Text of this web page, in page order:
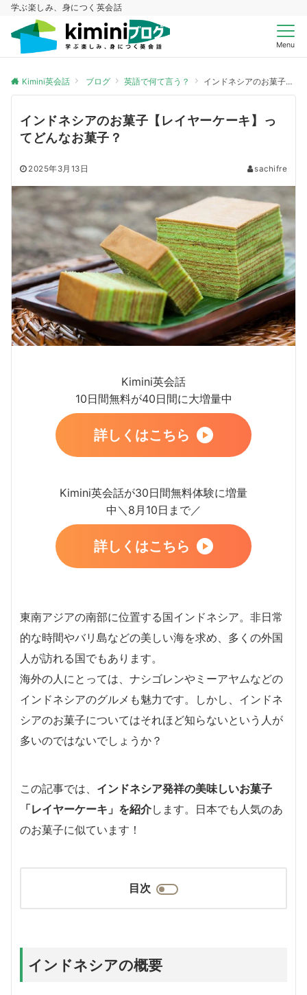
学ぶ楽しみ、身につく英会話
Menu
Kimini英会話 ブログ 英語で何て言う？ インドネシアのお菓子【レイヤーケーキ】ってどんなお菓子？
インドネシアのお菓子【レイヤーケーキ】っ
てどんなお菓子？
2025年3月13日 sachifre
Kimini英会話
10日間無料が40日間に大増量中
詳しくはこちら
Kimini英会話が30日間無料体験に増量
中＼8月10日まで／
詳しくはこちら
東南アジアの南部に位置する国インドネシア。非日常
的な時間やバリ島などの美しい海を求め、多くの外国
人が訪れる国でもあります。
海外の人にとっては、ナシゴレンやミーアヤムなどの
インドネシアのグルメも魅力です。しかし、インドネ
シアのお菓子についてはそれほど知らないという人が
多いのではないでしょうか？
この記事では、 インドネシア発祥の美味しいお菓子
「レイヤーケーキ」を紹介します。日本でも人気のあ
のお菓子に似ています！
目次
インドネシアの概要